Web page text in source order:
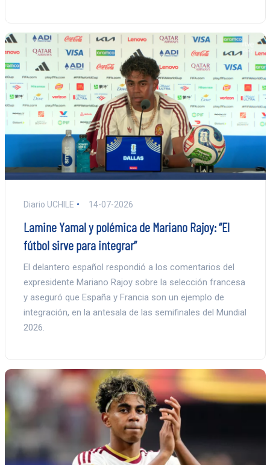
Diario UCHILE 14-07-2026
Lamine Yamal y polémica de Mariano Rajoy: “El
fútbol sirve para integrar”
El delantero español respondió a los comentarios del
expresidente Mariano Rajoy sobre la selección francesa
y aseguró que España y Francia son un ejemplo de
integración, en la antesala de las semifinales del Mundial
2026.